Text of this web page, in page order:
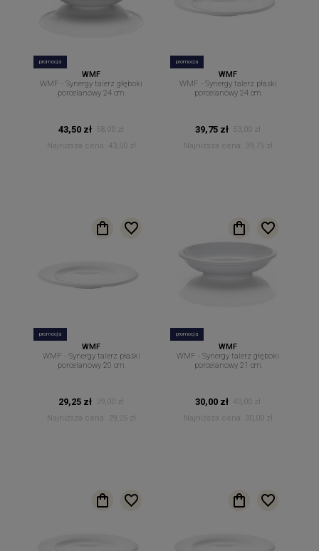
promocja
WMF
WMF - Synergy talerz głęboki
porcelanowy 24 cm.
43,50 zł
58,00 zł
Najniższa cena:
43,50 zł
promocja
WMF
WMF - Synergy talerz płaski
porcelanowy 24 cm.
39,75 zł
53,00 zł
Najniższa cena:
39,75 zł
promocja
WMF
WMF - Synergy talerz płaski
porcelanowy 20 cm.
29,25 zł
39,00 zł
Najniższa cena:
29,25 zł
promocja
WMF
WMF - Synergy talerz głęboki
porcelanowy 21 cm.
30,00 zł
40,00 zł
Najniższa cena:
30,00 zł